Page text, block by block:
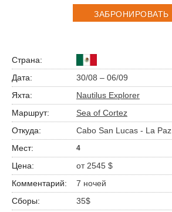
ЗАБРОНИРОВАТЬ
30/08 – 06/09
Nautilus Explorer
Sea of Cortez
Cabo San Lucas - La Paz
4
от 2545 $
7 ночей
35$